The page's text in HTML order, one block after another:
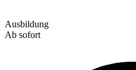
Ausbildung
Ab sofort